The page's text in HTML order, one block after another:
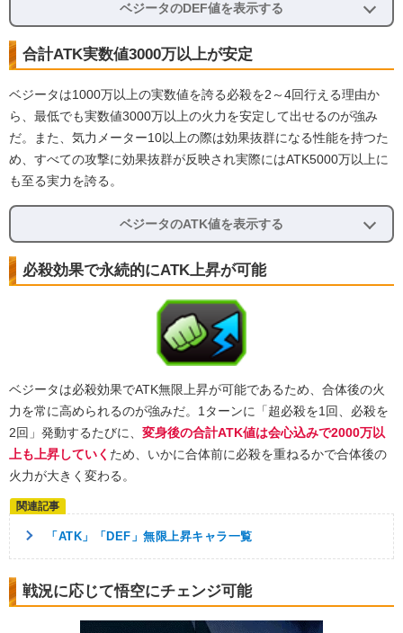
ベジータのDEF値を表示する
合計ATK実数値3000万以上が安定
ベジータは1000万以上の実数値を誇る必殺を2～4回行える理由か
ら、最低でも実数値3000万以上の火力を安定して出せるのが強み
だ。また、気力メーター10以上の際は効果抜群になる性能を持つた
め、すべての攻撃に効果抜群が反映され実際にはATK5000万以上に
も至る実力を誇る。
ベジータのATK値を表示する
必殺効果で永続的にATK上昇が可能
ベジータは必殺効果でATK無限上昇が可能であるため、合体後の火
力を常に高められるのが強みだ。1ターンに「超必殺を1回、必殺を
2回」発動するたびに、 変身後の合計ATK値は会心込みで2000万以
上も上昇していく ため、いかに合体前に必殺を重ねるかで合体後の
火力が大きく変わる。
「ATK」「DEF」無限上昇キャラ一覧
戦況に応じて悟空にチェンジ可能